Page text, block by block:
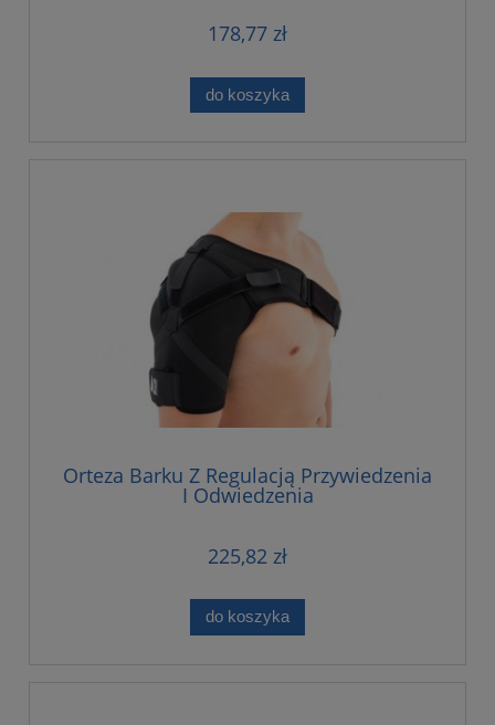
178,77 zł
do koszyka
Orteza Barku Z Regulacją Przywiedzenia
I Odwiedzenia
225,82 zł
do koszyka